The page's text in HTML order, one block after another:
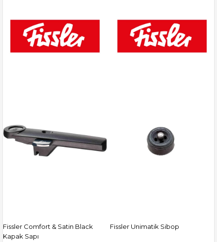
Fissler Comfort & Satin Black
Kapak Sapı
Fissler Unimatik Sibop